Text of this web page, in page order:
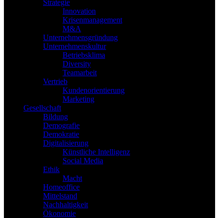
Strategie
Innovation
Krisenmanagement
M&A
Unternehmensgründung
Unternehmenskultur
Betriebsklima
Diversity
Teamarbeit
Vertrieb
Kundenorientierung
Marketing
Gesellschaft
Bildung
Demografie
Demokratie
Digitalisierung
Künstliche Intelligenz
Social Media
Ethik
Macht
Homeoffice
Mittelstand
Nachhaltigkeit
Ökonomie